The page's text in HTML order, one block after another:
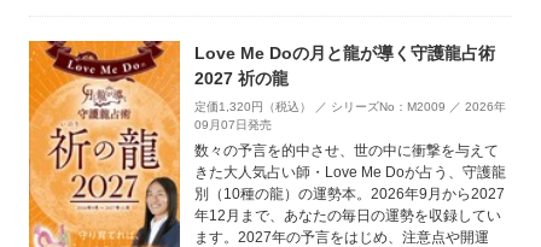
Love Me Doの月と龍が導く守護龍占術
2027 祈の龍
定価1,320円（税込） ／ シリーズNo：M2009 ／ 2026年
09月07日発売
数々の予言を的中させ、世の中に衝撃を与えて
きた大人気占い師・Love Me Doが占う、守護龍
別（10種の龍）の運勢本。2026年9月から2027
年12月まで、あなたの毎日の運勢を収録してい
ます。2027年の予言をはじめ、注意点や開運